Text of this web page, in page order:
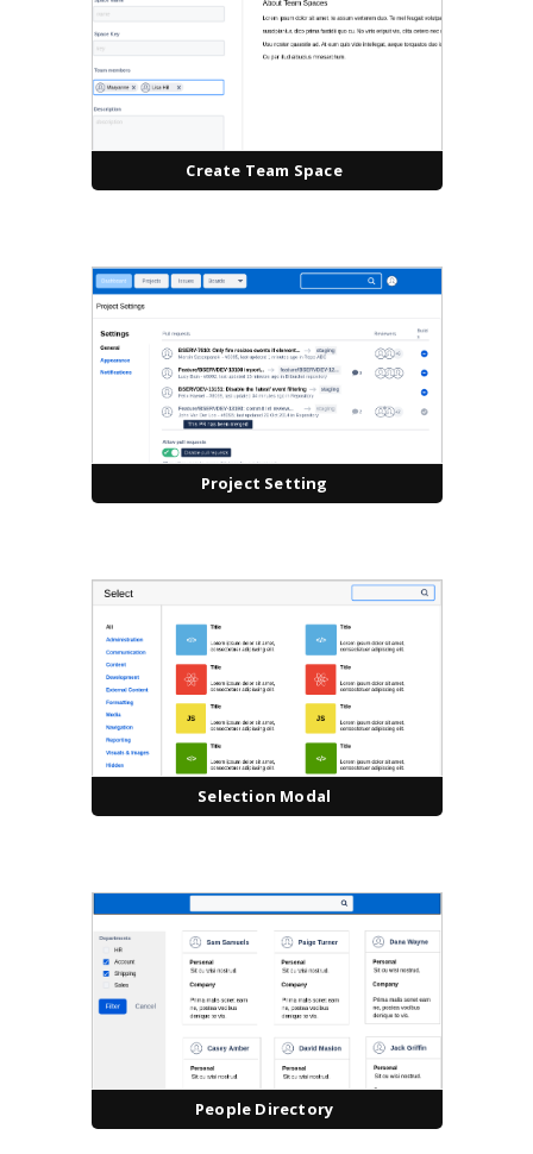
Create Team Space
Project Setting
Selection Modal
People Directory